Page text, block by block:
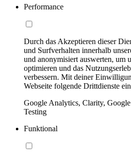
Performance
Durch das Akzeptieren dieser
und Surfverhalten innerhalb
und anonymisiert auswerten, um
optimieren und das
verbessern. Mit deiner
Webseite folgende Drittdienste
Google Analytics, Clarity,
Testing
Funktional